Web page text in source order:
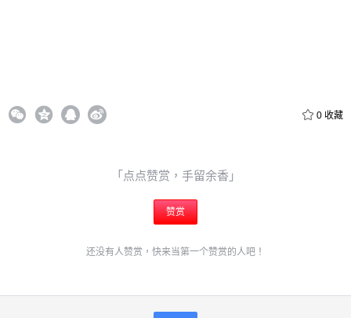
0 收藏
「点点赞赏，手留余香」
赞赏
还没有人赞赏，快来当第一个赞赏的人吧！